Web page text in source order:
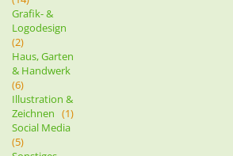
Grafik- &
Logodesign
(2)
Haus, Garten
& Handwerk
(6)
Illustration &
Zeichnen (1)
Social Media
(5)